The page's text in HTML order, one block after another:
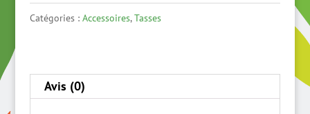
gobelet
émaillé
brun
Catégories : Accessoires,Tasses
Avis (0)